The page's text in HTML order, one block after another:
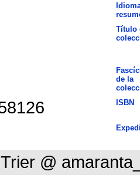
Título
de la
ISBN
@